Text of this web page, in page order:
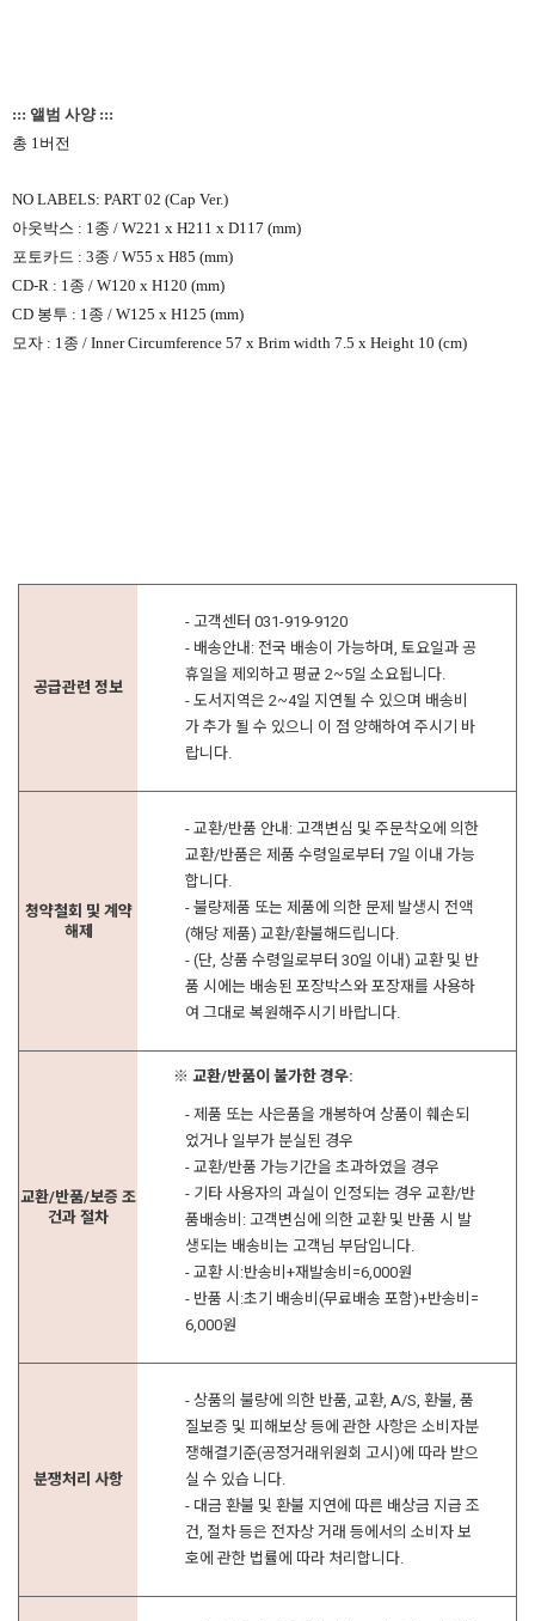
::: 앨범 사양 :::
총 1버전
NO LABELS: PART 02 (Cap Ver.)
아웃박스 : 1종 / W221 x H211 x D117 (mm)
포토카드 : 3종 / W55 x H85 (mm)
CD-R : 1종 / W120 x H120 (mm)
CD 봉투 : 1종 / W125 x H125 (mm)
모자 : 1종 / Inner Circumference 57 x Brim width 7.5 x Height 10 (cm)
공급관련 정보
- 고객센터 031-919-9120
- 배송안내: 전국 배송이 가능하며, 토요일과 공
휴일을 제외하고 평균 2~5일 소요됩니다.
- 도서지역은 2~4일 지연될 수 있으며 배송비
가 추가 될 수 있으니 이 점 양해하여 주시기 바
랍니다.
청약철회 및 계약
해제
- 교환/반품 안내: 고객변심 및 주문착오에 의한
교환/반품은 제품 수령일로부터 7일 이내 가능
합니다.
- 불량제품 또는 제품에 의한 문제 발생시 전액
(해당 제품) 교환/환불해드립니다.
- (단, 상품 수령일로부터 30일 이내) 교환 및 반
품 시에는 배송된 포장박스와 포장재를 사용하
여 그대로 복원해주시기 바랍니다.
교환/반품/보증 조
건과 절차
※ 교환/반품이 불가한 경우:
- 제품 또는 사은품을 개봉하여 상품이 훼손되
었거나 일부가 분실된 경우
- 교환/반품 가능기간을 초과하였을 경우
- 기타 사용자의 과실이 인정되는 경우 교환/반
품배송비: 고객변심에 의한 교환 및 반품 시 발
생되는 배송비는 고객님 부담입니다.
- 교환 시:반송비+재발송비=6,000원
- 반품 시:초기 배송비(무료배송 포함)+반송비=
6,000원
분쟁처리 사항
- 상품의 불량에 의한 반품, 교환, A/S, 환불, 품
질보증 및 피해보상 등에 관한 사항은 소비자분
쟁해결기준(공정거래위원회 고시)에 따라 받으
실 수 있습 니다.
- 대금 환불 및 환불 지연에 따른 배상금 지급 조
건, 절차 등은 전자상 거래 등에서의 소비자 보
호에 관한 법률에 따라 처리합니다.